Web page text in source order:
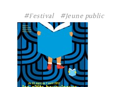
#Festival
#Jeune public